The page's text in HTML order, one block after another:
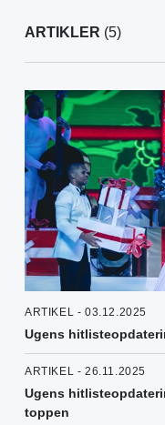
ARTIKLER (5)
ARTIKEL - 03.12.2025
Ugens
ARTIKEL - 26.11.2025
Ugens
toppen